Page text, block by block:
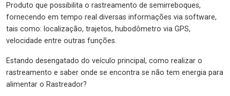
Produto que possibilita o rastreamento de semirreboques,
fornecendo em tempo real diversas informações via software,
tais como: localização, trajetos, hubodômetro via GPS,
velocidade entre outras funções.
Estando desengatado do veículo principal, como realizar o
rastreamento e saber onde se encontra se não tem energia para
alimentar o Rastreador?